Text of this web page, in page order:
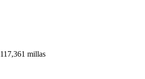
117,361 millas